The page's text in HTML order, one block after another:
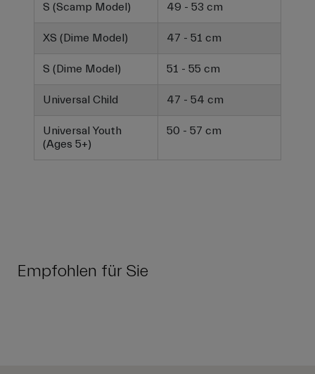
S (Scamp Model) 49 - 53 cm
XS (Dime Model) 47 - 51 cm
S (Dime Model) 51 - 55 cm
Universal Child 47 - 54 cm
Universal Youth
(Ages 5+)
50 - 57 cm
Empfohlen für Sie